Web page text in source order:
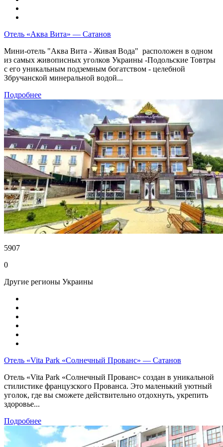
Отель «Аква Вита» — Сатанов
Мини-отель "Аква Вита - Живая Вода" расположен в одном
из самых живописных уголков Украины -Подольские Товтры
с его уникальным подземным богатством - целебной
Збручанской минеральной водой...
Подробнее
5907
0
Другие регионы Украины
Отель «Vita Park «Солнечный Прованс» — Сатанов
Отель «Vita Park «Солнечный Прованс» создан в уникальной
стилистике французского Прованса. Это маленький уютный
уголок, где вы сможете действительно отдохнуть, укрепить
здоровье...
Подробнее